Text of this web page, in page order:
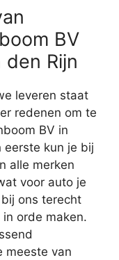
BV
Rijn
leveren staat
redenen om te
BV in
eerste kun je bij
alle merken
voor auto je
ons terecht
orde maken.
meeste van